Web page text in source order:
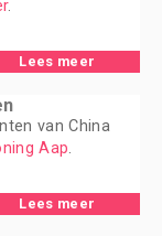
.
Lees meer
van China
Aap.
Lees meer